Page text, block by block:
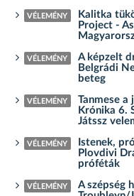
VÉLEMÉNY
Kalitka
Project -
VÉLEMÉNY
A képzelt
Belgrádi
beteg
VÉLEMÉNY
Tanmese
Krónika 6.
Játssz
VÉLEMÉNY
Istenek,
Plovdivi
próféták
VÉLEMÉNY
A szépség